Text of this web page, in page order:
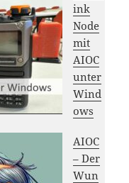
ink
Node
mit
AIOC
unter
Wind
ows
AIOC
– Der
Wun